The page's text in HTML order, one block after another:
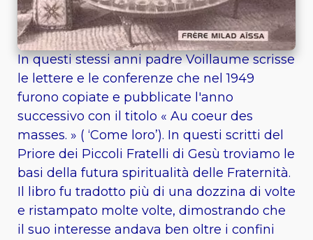
In questi stessi anni padre Voillaume scrisse
le lettere e le conferenze che nel 1949
furono copiate e pubblicate l'anno
successivo con il titolo « Au coeur des
masses. » ( ‘Come loro’). In questi scritti del
Priore dei Piccoli Fratelli di Gesù troviamo le
basi della futura spiritualità delle Fraternità.
Il libro fu tradotto più di una dozzina di volte
e ristampato molte volte, dimostrando che
il suo interesse andava ben oltre i confini